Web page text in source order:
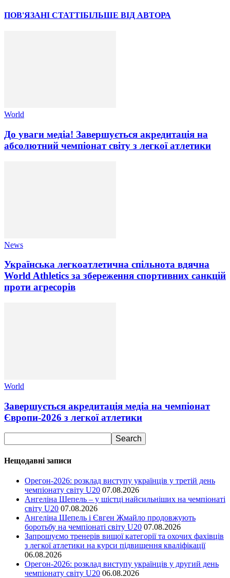
ПОВ'ЯЗАНІ СТАТТІБІЛЬШЕ ВІД АВТОРА
World
До уваги медіа! Завершується акредитація на
абсолютний чемпіонат світу з легкої атлетики
News
Українська легкоатлетична спільнота вдячна
World Athletics за збереження спортивних санкцій
проти агресорів
World
Завершується акредитація медіа на чемпіонат
Європи-2026 з легкої атлетики
Нещодавні записи
Орегон-2026: розклад виступу українців у третій день
чемпіонату світу U20 07.08.2026
Ангеліна Шепель – у шістці найсильніших на чемпіонаті
світу U20 07.08.2026
Ангеліна Шепель і Євген Жмайло продовжують
боротьбу на чемпіонаті світу U20 07.08.2026
Запрошуємо тренерів вищої категорії та охочих фахівців
з легкої атлетики на курси підвищення кваліфікації
06.08.2026
Орегон-2026: розклад виступу українців у другий день
чемпіонату світу U20 06.08.2026